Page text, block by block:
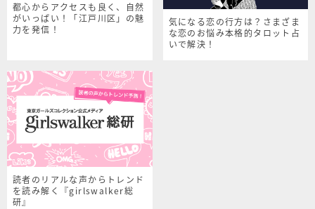
都心からアクセスも良く、自然
がいっぱい！「江戸川区」の魅
力を発信！
気になる恋の行方は？さまざま
な恋のお悩み本格的タロット占
いで解決！
読者のリアルな声からトレンド
を読み解く『girlswalker総
研』